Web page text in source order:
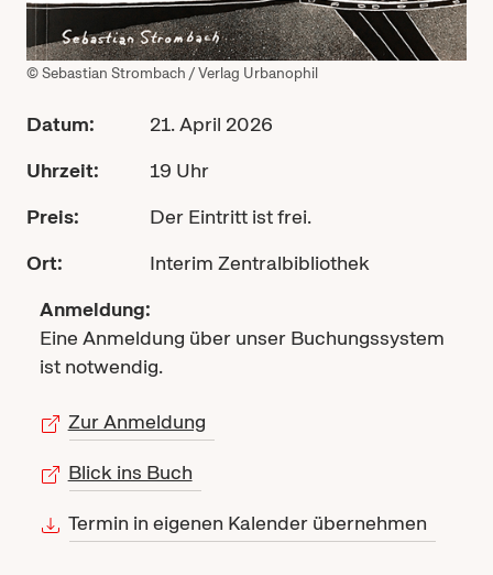
© Sebastian Strombach / Verlag Urbanophil
Datum:
21. April 2026
Uhrzeit:
19 Uhr
Preis:
Der Eintritt ist frei.
Ort:
Interim Zentralbibliothek
Anmeldung:
Eine Anmeldung über unser Buchungssystem
ist notwendig.
Zur Anmeldung
Blick ins Buch
Termin in eigenen Kalender übernehmen